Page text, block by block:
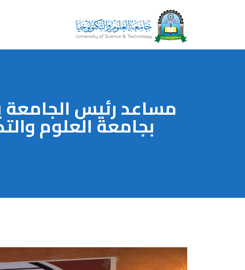
مساعد رئيس الجامعة
بجامعة العلوم